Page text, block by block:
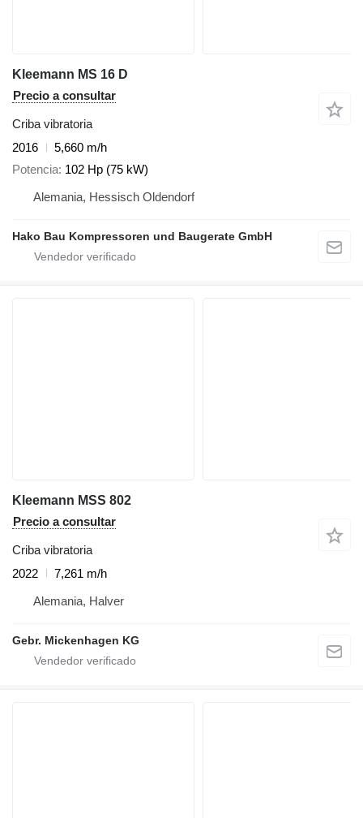
Kleemann MS 16 D
Precio a consultar
Criba vibratoria
2016
5,660 m/h
Potencia 102 Hp (75 kW)
Alemania, Hessisch Oldendorf
Hako Bau Kompressoren und Baugerate GmbH
Kleemann MSS 802
Precio a consultar
Criba vibratoria
2022
7,261 m/h
Alemania, Halver
Gebr. Mickenhagen KG